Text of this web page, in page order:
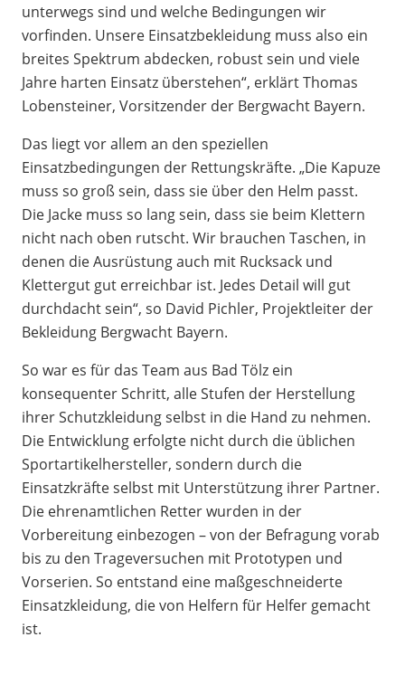
unterwegs sind und welche Bedingungen wir
vorfinden. Unsere Einsatzbekleidung muss also ein
breites Spektrum abdecken, robust sein und viele
Jahre harten Einsatz überstehen“, erklärt Thomas
Lobensteiner, Vorsitzender der Bergwacht Bayern.
Das liegt vor allem an den speziellen
Einsatzbedingungen der Rettungskräfte. „Die Kapuze
muss so groß sein, dass sie über den Helm passt.
Die Jacke muss so lang sein, dass sie beim Klettern
nicht nach oben rutscht. Wir brauchen Taschen, in
denen die Ausrüstung auch mit Rucksack und
Klettergut gut erreichbar ist. Jedes Detail will gut
durchdacht sein“, so David Pichler, Projektleiter der
Bekleidung Bergwacht Bayern.
So war es für das Team aus Bad Tölz ein
konsequenter Schritt, alle Stufen der Herstellung
ihrer Schutzkleidung selbst in die Hand zu nehmen.
Die Entwicklung erfolgte nicht durch die üblichen
Sportartikelhersteller, sondern durch die
Einsatzkräfte selbst mit Unterstützung ihrer Partner.
Die ehrenamtlichen Retter wurden in der
Vorbereitung einbezogen – von der Befragung vorab
bis zu den Trageversuchen mit Prototypen und
Vorserien. So entstand eine maßgeschneiderte
Einsatzkleidung, die von Helfern für Helfer gemacht
ist.